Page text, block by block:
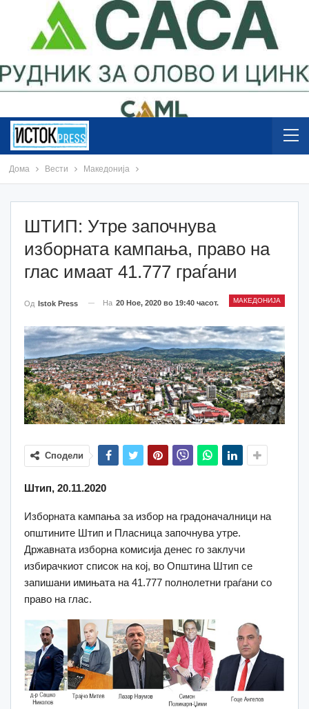
Дома Вести Македонија
ШТИП: Утре започнува
изборната кампања, право на
глас имаат 41.777 граѓани
МАКЕДОНИЈА
Од Istok Press На 20 Ное, 2020 во 19:40 часот.
Сподели
Штип, 20.11.2020
Изборната кампања за избор на градоначалници на
општините Штип и Пласница започнува утре.
Државнaта изборна комисија денес го заклучи
избирачкиот список на кој, во Општина Штип се
запишани имињата на 41.777 полнолетни граѓани со
право на глас.